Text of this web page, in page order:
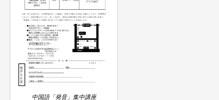
中国語「発音」集中講座